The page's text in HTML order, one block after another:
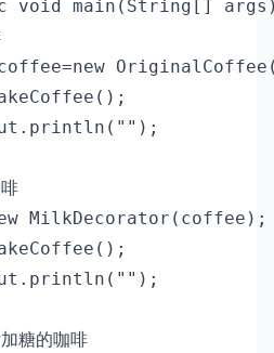
void main(String[]
MilkDecorator(coffee);
糖的咖啡